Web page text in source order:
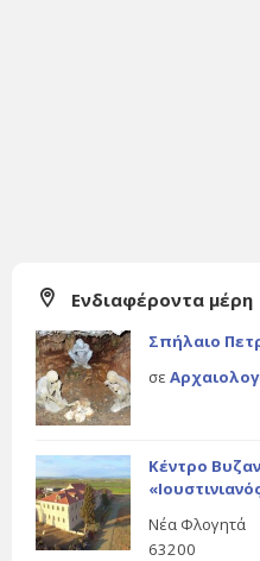
Ενδιαφέροντα μέρη
Σπήλαιο
σε
Κέντρο
Νέα Φλογητά
63200